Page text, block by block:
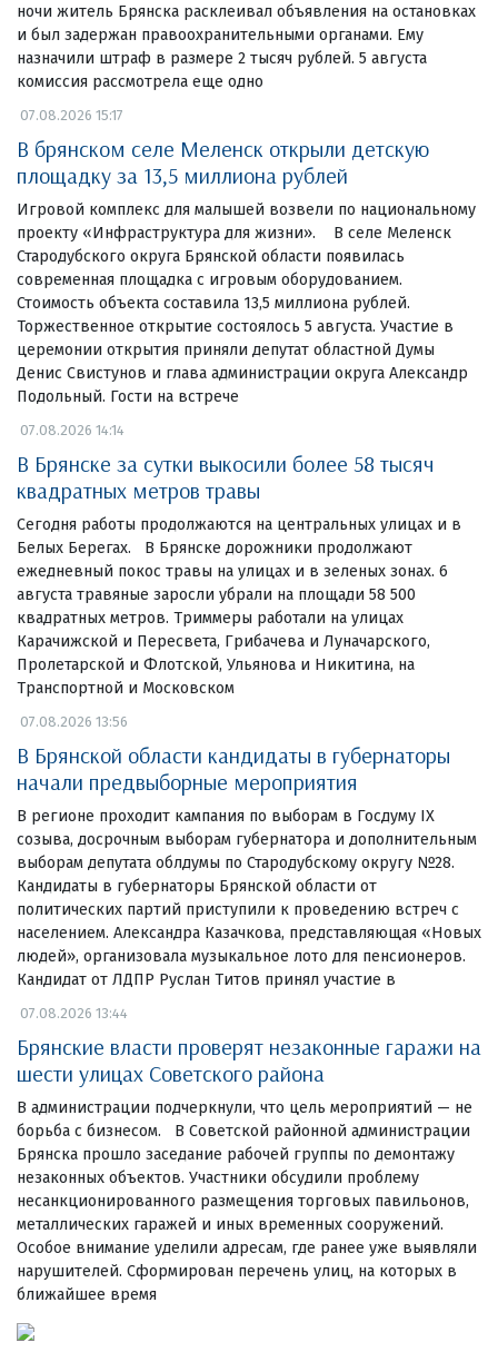
ночи житель Брянска расклеивал объявления на остановках
и был задержан правоохранительными органами. Ему
назначили штраф в размере 2 тысяч рублей. 5 августа
комиссия рассмотрела еще одно
07.08.2026 15:17
В брянском селе Меленск открыли детскую
площадку за 13,5 миллиона рублей
Игровой комплекс для малышей возвели по национальному
проекту «Инфраструктура для жизни». В селе Меленск
Стародубского округа Брянской области появилась
современная площадка с игровым оборудованием.
Стоимость объекта составила 13,5 миллиона рублей.
Торжественное открытие состоялось 5 августа. Участие в
церемонии открытия приняли депутат областной Думы
Денис Свистунов и глава администрации округа Александр
Подольный. Гости на встрече
07.08.2026 14:14
В Брянске за сутки выкосили более 58 тысяч
квадратных метров травы
Сегодня работы продолжаются на центральных улицах и в
Белых Берегах. В Брянске дорожники продолжают
ежедневный покос травы на улицах и в зеленых зонах. 6
августа травяные заросли убрали на площади 58 500
квадратных метров. Триммеры работали на улицах
Карачижской и Пересвета, Грибачева и Луначарского,
Пролетарской и Флотской, Ульянова и Никитина, на
Транспортной и Московском
07.08.2026 13:56
В Брянской области кандидаты в губернаторы
начали предвыборные мероприятия
В регионе проходит кампания по выборам в Госдуму IX
созыва, досрочным выборам губернатора и дополнительным
выборам депутата облдумы по Стародубскому округу №28.
Кандидаты в губернаторы Брянской области от
политических партий приступили к проведению встреч с
населением. Александра Казачкова, представляющая «Новых
людей», организовала музыкальное лото для пенсионеров.
Кандидат от ЛДПР Руслан Титов принял участие в
07.08.2026 13:44
Брянские власти проверят незаконные гаражи на
шести улицах Советского района
В администрации подчеркнули, что цель мероприятий — не
борьба с бизнесом. В Советской районной администрации
Брянска прошло заседание рабочей группы по демонтажу
незаконных объектов. Участники обсудили проблему
несанкционированного размещения торговых павильонов,
металлических гаражей и иных временных сооружений.
Особое внимание уделили адресам, где ранее уже выявляли
нарушителей. Сформирован перечень улиц, на которых в
ближайшее время